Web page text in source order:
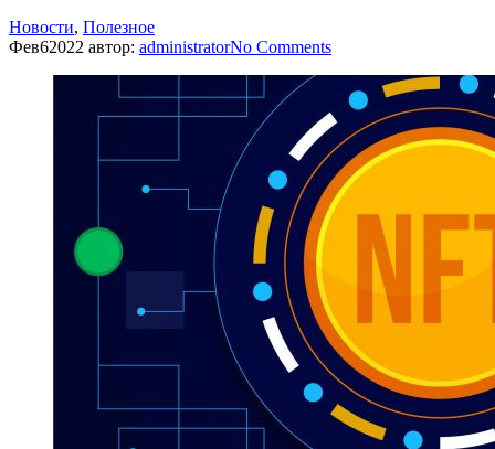
Новости, Полезное
Фев62022 автор: administratorNo Comments